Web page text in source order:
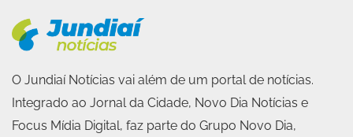
O Jundiaí Notícias vai além de um portal de notícias.
Integrado ao Jornal da Cidade, Novo Dia Notícias e
Focus Mídia Digital, faz parte do Grupo Novo Dia,